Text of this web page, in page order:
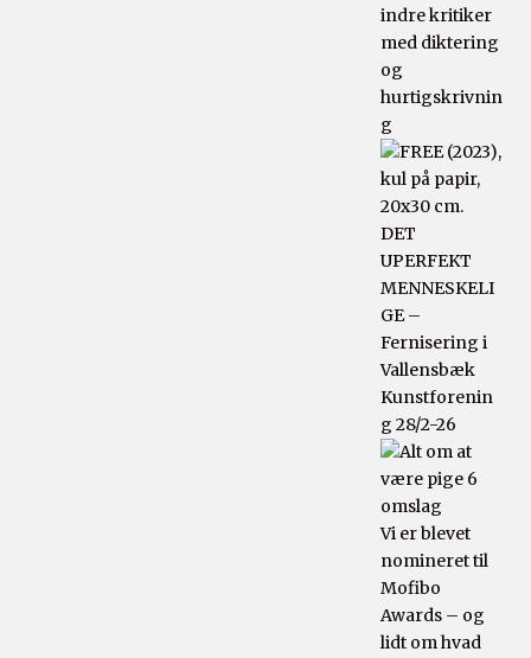
indre kritiker
med diktering
og
hurtigskrivnin
g
DET
UPERFEKT
MENNESKELI
GE –
Fernisering i
Vallensbæk
Kunstforenin
g 28/2-26
Vi er blevet
nomineret til
Mofibo
Awards – og
lidt om hvad